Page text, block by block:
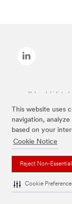
This website uses
navigation,
based on your
Cookie Notice
Reject Non-
Cookie
Yukarıdaki